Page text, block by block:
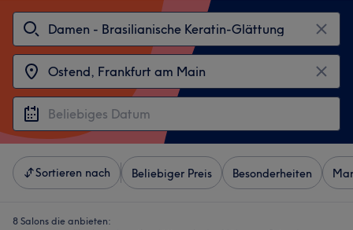
Sortieren nach Beliebiger Preis Besonderheiten
8 Salons die anbieten: